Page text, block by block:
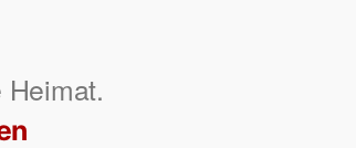
Heimat.